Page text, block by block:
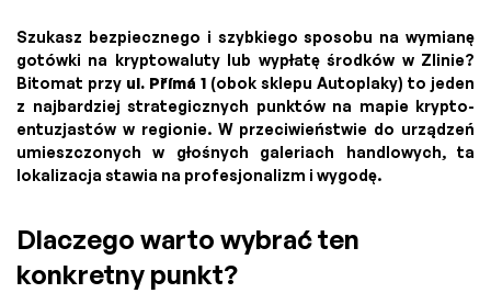
Szukasz bezpiecznego i szybkiego sposobu na wymianę
gotówki na kryptowaluty lub wypłatę środków w Zlinie?
Bitomat przy ul. Přímá 1 (obok sklepu Autoplaky) to jeden
z najbardziej strategicznych punktów na mapie krypto-
entuzjastów w regionie. W przeciwieństwie do urządzeń
umieszczonych w głośnych galeriach handlowych, ta
lokalizacja stawia na profesjonalizm i wygodę.
Dlaczego warto wybrać ten
konkretny punkt?